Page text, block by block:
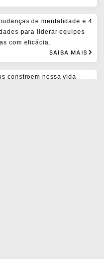
de mentalidade e 4
para liderar equipes
com eficácia.
SAIBA MAIS
constroem nossa vida –